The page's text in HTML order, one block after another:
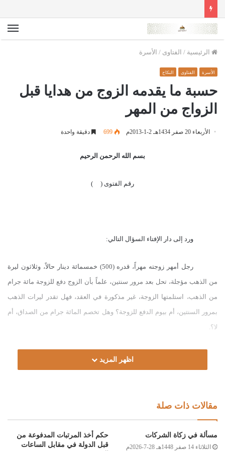
الرئيسية / الفتاوى / الأسرة
الأسرة الفتاوى النكاح
حسبة ما يقدمه الزوج من هدايا قبل
الزواج من المهر
الأربعاء 20 صفر 1434هـ 2-1-2013م 699 دقيقة واحدة
بسم الله الرحمن الرحيم
رقم الفتوى ( )
ورد إلى دار الإفتاء السؤال التالي:
رجل أمهر زوجته مهراً، قدره (500) خمسمائة دينار حالاً، وثلاثون ليرة
من الذهب مؤجلة، تحل بعد مرور سنتين، علماً بأن الزوج دفع للزوجة مائة جرام
من الذهب، استلمتها الزوجة، غير مذكورة في العقد، فهل تقدر ليرات الذهب
بمرور السنتين، أم بيوم الدفع للزوجة؟ وهل تخصم المائة جرام من الصداق، أم
لا؟.
الحمد لله، والصلاة والسلام على رسول الله، وعلى آله وصحبه ومن والاه.
فإن المهر المؤجل دين في ذمة الزوج لزوجته، ويجب دفعه عند حلول أجله
موسراً مماطلة زوجته؛ لقوله صلى الله عليه وسلم: (مطل الغني ظلم)، وكذلك
يجب على الزوج دفع ما اتفقوا عليه في العقد من ليرات ذهب، ولا عبرة بتغير
اظهر المزيد
مقالات ذات صلة
مسألة في زكاة الشركات
الثلاثاء 14 صفر 1448هـ 28-7-2026م
حكم أخذ المرتبات المدفوعة من
قبل الدولة في مقابل الساعات